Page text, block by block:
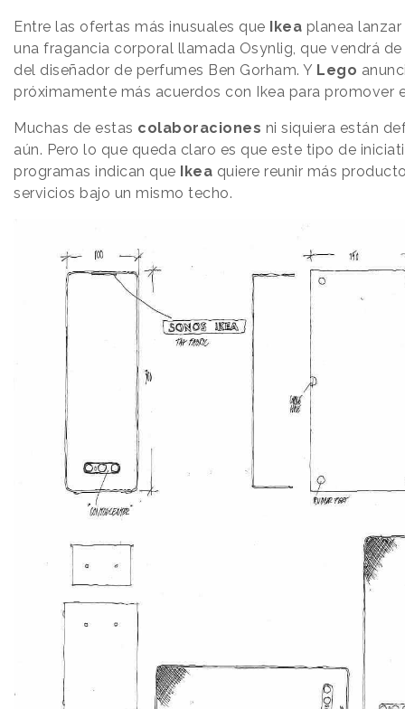
Entre las ofertas más inusuales que Ikea planea
una fragancia corporal llamada Osynlig, que vendrá
del diseñador de perfumes Ben Gorham. Y Lego
próximamente más acuerdos con Ikea para promover
Muchas de estas colaboraciones ni siquiera están
aún. Pero lo que queda claro es que este tipo de
programas indican que Ikea quiere reunir más
servicios bajo un mismo techo.